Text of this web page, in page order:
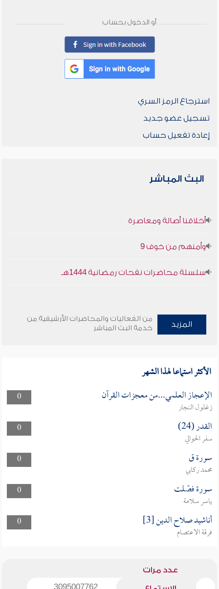
أو الدخول بحساب
استرجاع الرمز السري
تسجيل عضو جديد
إعادة تفعيل حساب
البث المباشر
أخلاقنا أصالة ومعاصرة
وأمنهم من خوف 9
سلسلة محاضرات نفحات رمضانية 1444هـ
المزيد
من الفعاليات والمحاضرات الأرشيفية من
خدمة البث المباشر
الأكثر استماعا لهذا الشهر
0 الإعجاز العلمي...من معجزات القرآن
زغلول النجار
0
القدر (24)
سفر الحوالي
0
سورة ق
محمد ركابي
0
سورة فصّلت
ياسر سلامة
0
أناشيد صلاح الدين [3]
فرقة الاعتصام
عدد مرات